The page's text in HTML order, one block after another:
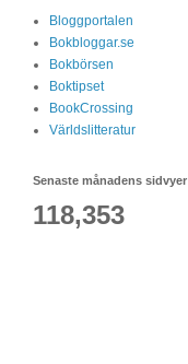
Bloggportalen
Bokbloggar.se
Bokbörsen
Boktipset
BookCrossing
Världslitteratur
Senaste månadens sidvyer
118,353